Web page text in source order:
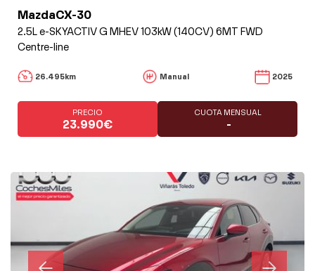
MazdaCX-30
2.5L e-SKYACTIV G MHEV 103kW (140CV) 6MT FWD
Centre-line
26.495km Manual 2025
PRECIO
23.990€
CUOTA MENSUAL
-